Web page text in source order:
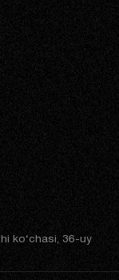
ko‘chasi, 36-uy